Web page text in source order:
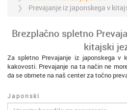
Prevajanje iz japonskega v
Brezplačno spletno
kitajski
Za spletno Prevajanje iz japonskega v
kakovosti. Prevajanje na ta način ne
da se obrnete na naš center za točno
Japonski